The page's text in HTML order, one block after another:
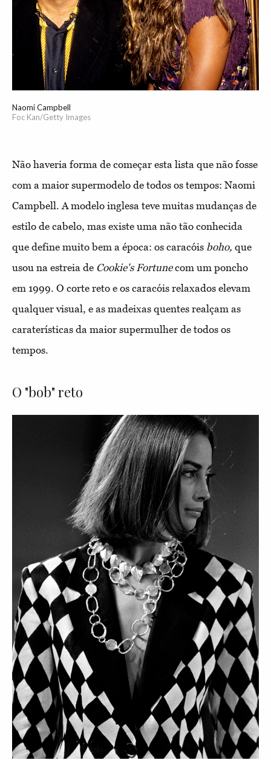
Naomi Campbell
Foc Kan/Getty Images
Não haveria forma de começar esta lista que não fosse
com a maior supermodelo de todos os tempos: Naomi
Campbell. A modelo inglesa teve muitas mudanças de
estilo de cabelo, mas existe uma não tão conhecida
que define muito bem a época: os caracóis boho, que
usou na estreia de Cookie's Fortunecom um poncho
em 1999. O corte reto e os caracóis relaxados elevam
qualquer visual, e as madeixas quentes realçam as
caraterísticas da maior supermulher de todos os
tempos.
O "bob" reto